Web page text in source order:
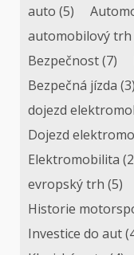
auto (5)
automobilový trh
Bezpečnost(7)
Bezpečná jízda (3)
dojezd
Dojezd
Elektromobilita
evropský trh (5)
Historie
Investice do aut